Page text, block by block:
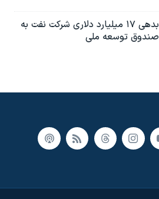
بدهی ۱۷ میلیارد دلاری شرکت نفت به
صندوق توسعه ملی